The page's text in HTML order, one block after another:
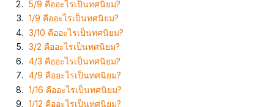
5/9 คืออะไรเป็นทศนิยม?
1/9 คืออะไรเป็นทศนิยม?
3/10 คืออะไรเป็นทศนิยม?
3/2 คืออะไรเป็นทศนิยม?
4/3 คืออะไรเป็นทศนิยม?
4/9 คืออะไรเป็นทศนิยม?
1/16 คืออะไรเป็นทศนิยม?
1/12 คืออะไรเป็นทศนิยม?